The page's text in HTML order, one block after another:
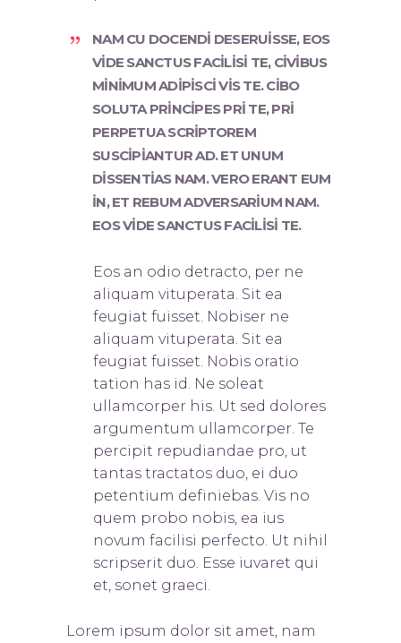
NAM CU DOCENDI DESERUISSE, EOS
VIDE SANCTUS FACILISI TE, CIVIBUS
MINIMUM ADIPISCI VIS TE. CIBO
SOLUTA PRINCIPES PRI TE, PRI
PERPETUA SCRIPTOREM
SUSCIPIANTUR AD. ET UNUM
DISSENTIAS NAM. VERO ERANT EUM
IN, ET REBUM ADVERSARIUM NAM.
EOS VIDE SANCTUS FACILISI TE.
Eos an odio detracto, per ne
aliquam vituperata. Sit ea
feugiat fuisset. Nobiser ne
aliquam vituperata. Sit ea
feugiat fuisset. Nobis oratio
tation has id. Ne soleat
ullamcorper his. Ut sed dolores
argumentum ullamcorper. Te
percipit repudiandae pro, ut
tantas tractatos duo, ei duo
petentium definiebas. Vis no
quem probo nobis, ea ius
novum facilisi perfecto. Ut nihil
scripserit duo. Esse iuvaret qui
et, sonet graeci.
Lorem ipsum dolor sit amet, nam